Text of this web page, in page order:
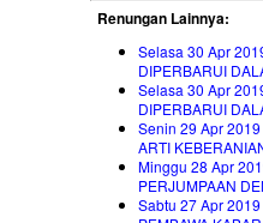
Renungan Lainnya:
Selasa 30 Apr
DIPERBARUI
Selasa 30 Apr
DIPERBARUI
Senin 29 Apr 2019
ARTI
Minggu 28 Apr
PERJUMPAAN
Sabtu 27 Apr 2019